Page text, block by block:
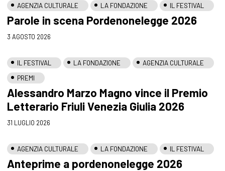
AGENZIA CULTURALE LA FONDAZIONE IL FESTIVAL
Parole in scena Pordenonelegge 2026
3 AGOSTO 2026
IL FESTIVAL LA FONDAZIONE
AGENZIA CULTURALE
PREMI
Alessandro Marzo Magno vince il Premio
Letterario Friuli Venezia Giulia 2026
31 LUGLIO 2026
AGENZIA CULTURALE LA FONDAZIONE IL FESTIVAL
Anteprime a pordenonelegge 2026